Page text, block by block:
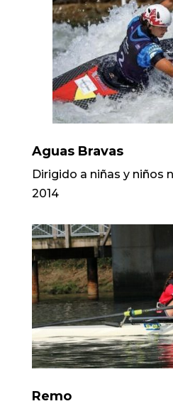
Aguas Bravas
Dirigido a niñas y niños
2014
Remo